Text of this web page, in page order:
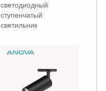
светодиодный
ступенчатый
светильник